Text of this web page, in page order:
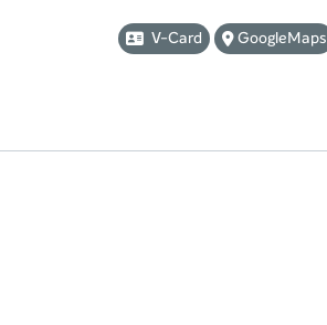
V-Card GoogleMaps